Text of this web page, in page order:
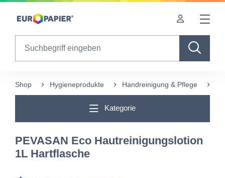
Table Of Content
Shop Hygieneprodukte Handreinigung & Pflege
Kategorie
PEVASAN Eco Hautreinigungslotion
1L Hartflasche